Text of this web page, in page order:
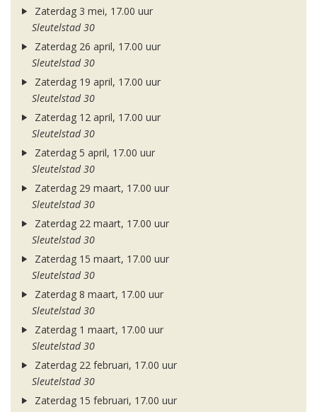
Zaterdag 3 mei, 17.00 uur
Sleutelstad 30
Zaterdag 26 april, 17.00 uur
Sleutelstad 30
Zaterdag 19 april, 17.00 uur
Sleutelstad 30
Zaterdag 12 april, 17.00 uur
Sleutelstad 30
Zaterdag 5 april, 17.00 uur
Sleutelstad 30
Zaterdag 29 maart, 17.00 uur
Sleutelstad 30
Zaterdag 22 maart, 17.00 uur
Sleutelstad 30
Zaterdag 15 maart, 17.00 uur
Sleutelstad 30
Zaterdag 8 maart, 17.00 uur
Sleutelstad 30
Zaterdag 1 maart, 17.00 uur
Sleutelstad 30
Zaterdag 22 februari, 17.00 uur
Sleutelstad 30
Zaterdag 15 februari, 17.00 uur